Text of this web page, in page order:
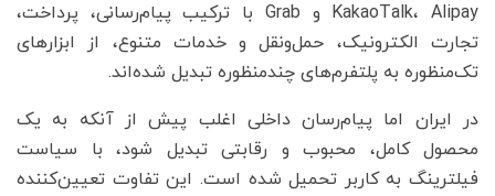
KakaoTalk، Alipay و Grab با ترکیب پیام‌رسانی، پرداخت،
تجارت الکترونیک، حمل‌ونقل و خدمات متنوع، از ابزارهای
تک‌منظوره به پلتفرم‌های چندمنظوره تبدیل شده‌اند.
در ایران اما پیام‌رسان داخلی اغلب پیش از آنکه به یک
محصول کامل، محبوب و رقابتی تبدیل شود، با سیاست
فیلترینگ به کاربر تحمیل شده است. این تفاوت تعیین‌کننده